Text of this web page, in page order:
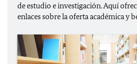
de estudio e investigación. Aquí
enlaces sobre la oferta académica y